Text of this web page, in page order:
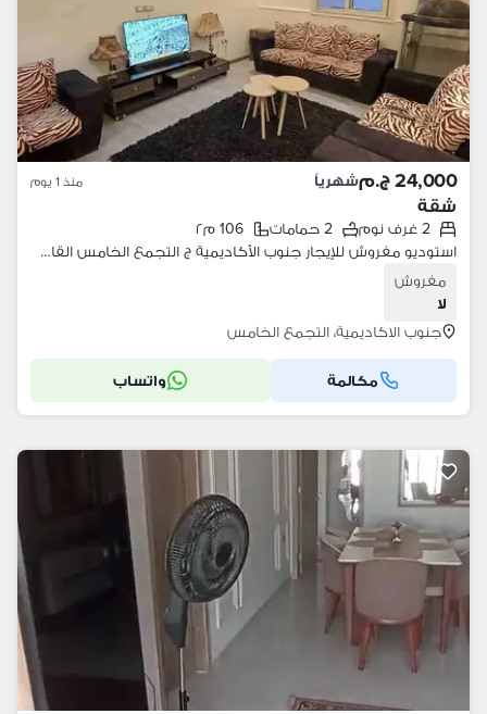
24,000 ج.م شهرياً منذ 1 يوم
شقة
2 غرف نوم 2 حمامات
106 م٢
استوديو مفروش للإيجار جنوب الأكاديمية ج التجمع الخامس القاهرة الجديدة أول سكن أول استخدام بجوار مسجد حسن الشربتلي والمستشفى الجوي التخصصي وشارع التسعين الشمالي
مفروش
لا
جنوب الاكاديمية، التجمع الخامس
مكالمة واتساب